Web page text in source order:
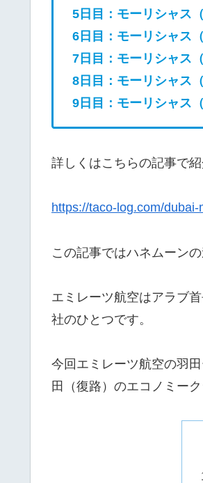
5日目：モーリシャス
6日目：モーリシャス
7日目：モーリシャス
8日目：モーリシャス
9日目：モーリシャス
詳しくはこちらの記事で紹
https://taco-log.com/
この記事ではハネムーン
エミレーツ航空はアラブ
社のひとつです。
今回エミレーツ航空の羽
田（復路）のエコノミー